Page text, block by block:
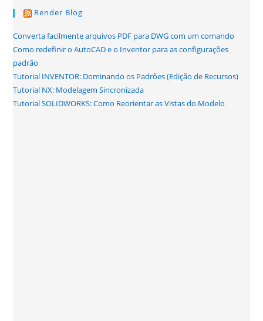
Render Blog
Converta facilmente arquivos PDF para DWG com um comando
Como redefinir o AutoCAD e o Inventor para as configurações
padrão
Tutorial INVENTOR: Dominando os Padrões (Edição de Recursos)
Tutorial NX: Modelagem Sincronizada
Tutorial SOLIDWORKS: Como Reorientar as Vistas do Modelo